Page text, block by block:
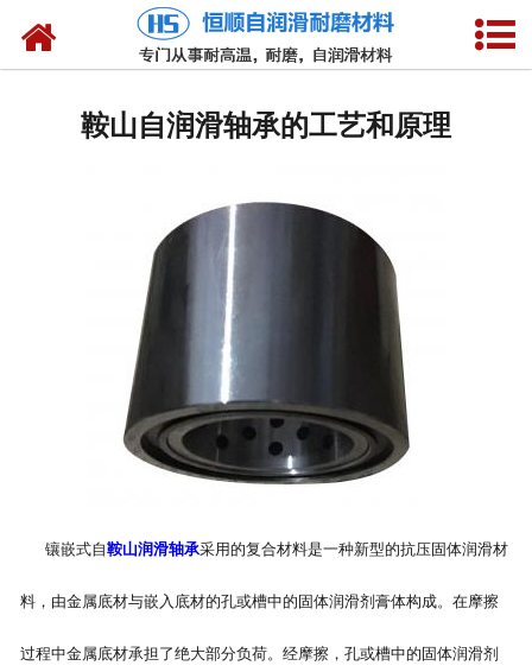
网站首页
选型介绍
合作客户
公司概况
联系我们
鞍山自润滑轴承的工艺和原理
镶嵌式自鞍山润滑轴承采用的复合材料是一种新型的抗压固体润滑材
料，由金属底材与嵌入底材的孔或槽中的固体润滑剂膏体构成。在摩擦
过程中金属底材承担了绝大部分负荷。经摩擦，孔或槽中的固体润滑剂